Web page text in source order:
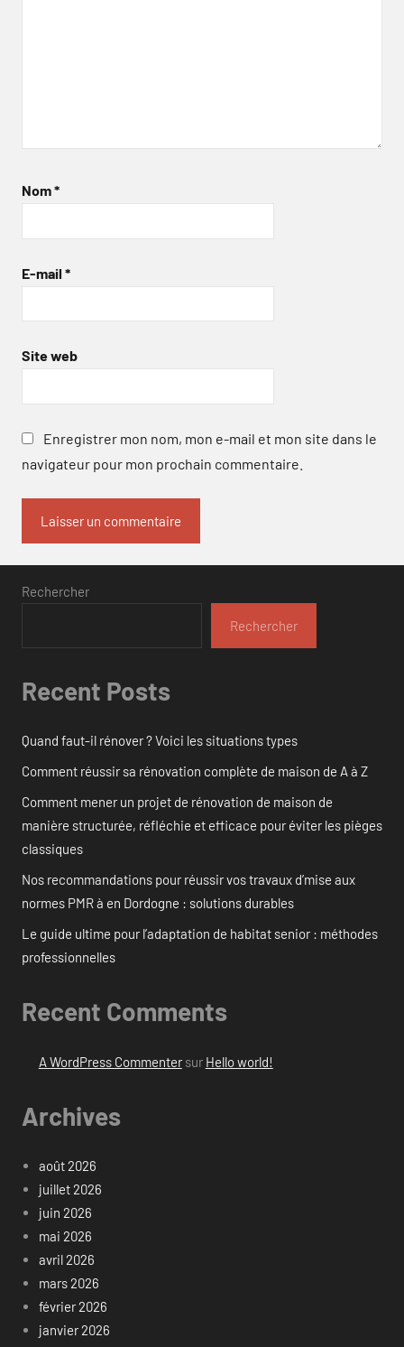
Nom*
E-mail *
Site web
Enregistrer mon nom, mon e-mail et mon site dans le
navigateur pour mon prochain commentaire.
Rechercher
Rechercher
Recent Posts
Quand faut-il rénover ? Voici les situations types
Comment réussir sa rénovation complète de maison de A à Z
Comment mener un projet de rénovation de maison de
manière structurée, réfléchie et efficace pour éviter les pièges
classiques
Nos recommandations pour réussir vos travaux d’mise aux
normes PMR à en Dordogne : solutions durables
Le guide ultime pour l’adaptation de habitat senior : méthodes
professionnelles
Recent Comments
A WordPress Commentersur Hello world!
Archives
août 2026
juillet 2026
juin 2026
mai 2026
avril 2026
mars 2026
février 2026
janvier 2026